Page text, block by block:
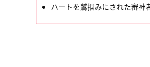
ハートを鷲掴みにされた審神